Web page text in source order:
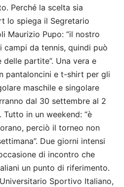
Perché la scelta sia
lo spiega il Segretario
Maurizio Pupo: “il nostro
da tennis, quindi può
partite”. Una vera e
pantaloncini e t-shirt per gli
maschile e singolare
dal 30 settembre al 2
in un weekend: “è
perciò il torneo non
Due giorni intensi
di incontro che
un punto di riferimento.
Sportivo Italiano,